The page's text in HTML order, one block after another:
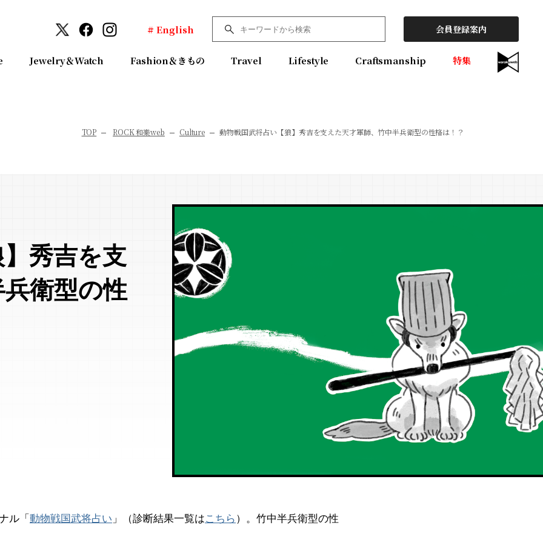
# English 会員登録案内
Jewelry＆Watch Fashion＆きもの Travel Lifestyle Craftsmanship 特集
TOP ROCK 和樂web Culture 動物戦国武将占い【狼】秀吉を支えた天才軍師、竹中半兵衛型の性格は！？
秀吉を支
衛型の性
ル「 動物戦国武将占い 」（診断結果一覧はこちら ）。竹中半兵衛型の性